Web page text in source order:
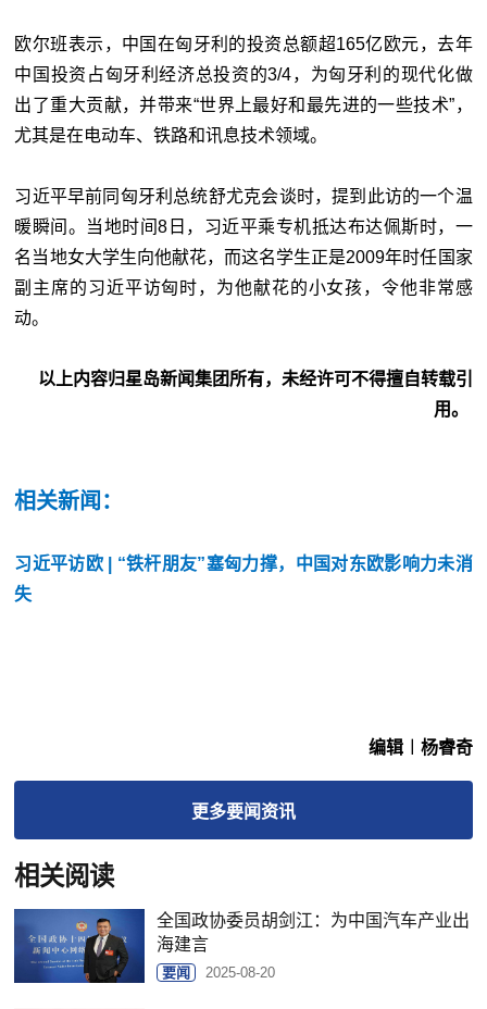
欧尔班表示，中国在匈牙利的投资总额超165亿欧元，去年
中国投资占匈牙利经济总投资的3/4，为匈牙利的现代化做
出了重大贡献，并带来“世界上最好和最先进的一些技术”，
尤其是在电动车、铁路和讯息技术领域。
习近平早前同匈牙利总统舒尤克会谈时，提到此访的一个温
暖瞬间。当地时间8日，习近平乘专机抵达布达佩斯时，一
名当地女大学生向他献花，而这名学生正是2009年时任国家
副主席的习近平访匈时，为他献花的小女孩，令他非常感
动。
以上内容归星岛新闻集团所有，未经许可不得擅自转载引
用。
相关新闻：
习近平访欧 | “铁杆朋友”塞匈力撑，中国对东欧影响力未消
失
编辑︱杨睿奇
更多要闻资讯
相关阅读
全国政协委员胡剑江：为中国汽车产业出
海建言
要闻 2025-08-20